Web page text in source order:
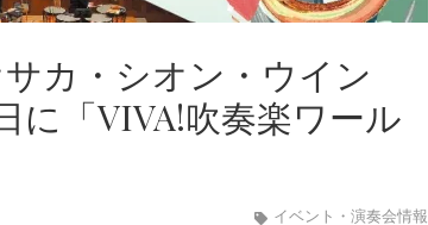
カ・シオン・ウイン
に「VIVA!吹奏楽ワール
イベント・演奏会情報